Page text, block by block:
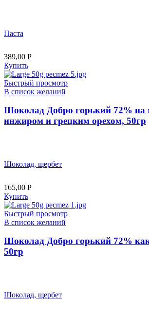
Паста
389,00 Р
Купить
Быстрый просмотр
В список желаний
Шоколад Добро горький 72% на
инжиром и грецким орехом, 50гр
Шоколад, щербет
165,00 Р
Купить
Быстрый просмотр
В список желаний
Шоколад Добро горький 72%
50гр
Шоколад, щербет